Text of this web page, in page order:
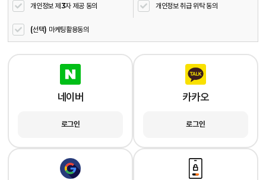
개인정보 제3자 제공 동의 개인정보 취급 위탁 동의
(선택) 마케팅활용동의
네이버
로그인
카카오
로그인